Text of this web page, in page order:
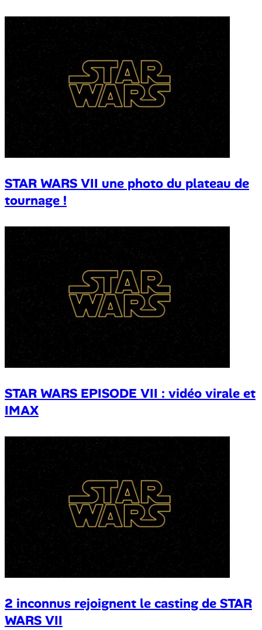
STAR WARS VII une photo du plateau de
tournage !
STAR WARS EPISODE VII : vidéo virale et
IMAX
2 inconnus rejoignent le casting de STAR
WARS VII